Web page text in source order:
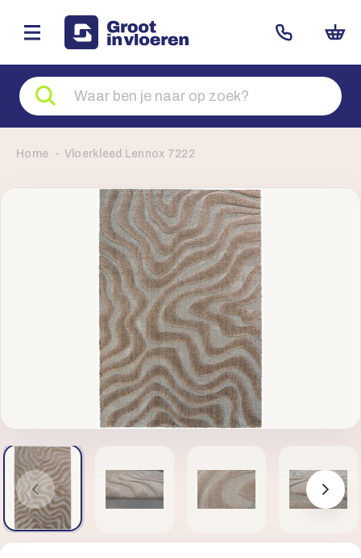
Zoeken
naar
producten
Home Vloerkleed Lennox 7222